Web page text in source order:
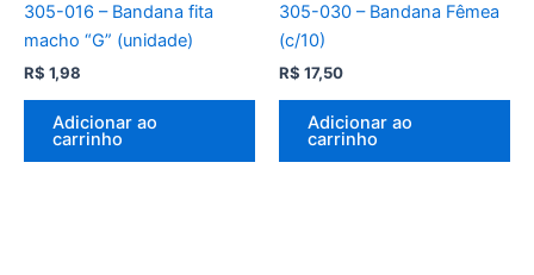
305-016 – Bandana fita
macho “G” (unidade)
R$ 1,98
Adicionar ao
carrinho
305-030 – Bandana Fêmea
(c/10)
R$ 17,50
Adicionar ao
carrinho